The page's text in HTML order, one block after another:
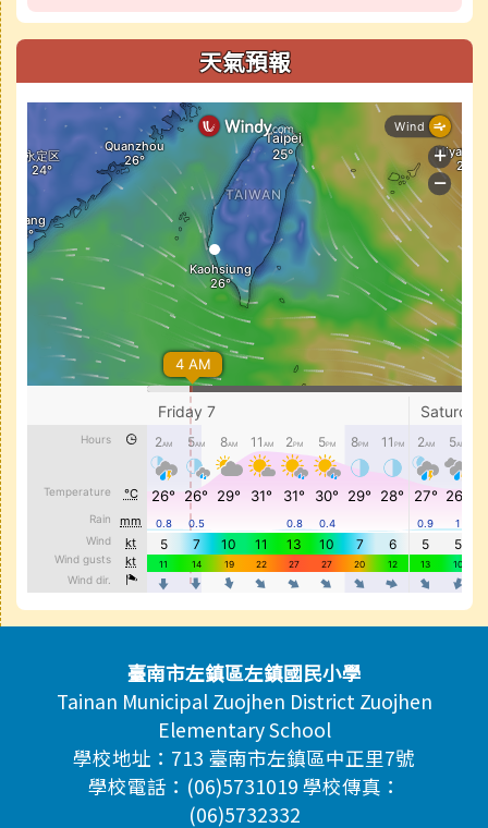
天氣預報
頁尾區域內容臺南市左鎮區左鎮國民小學
Tainan Municipal Zuojhen District Zuojhen
Elementary School
學校地址：713 臺南市左鎮區中正里7號
學校電話：(06)5731019 學校傳真：
(06)5732332